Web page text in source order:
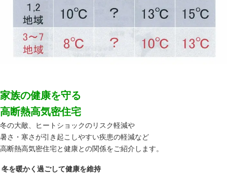
家族の健康を守る
高断熱高気密住宅
冬の大敵、ヒートショックのリスク軽減や
暑さ・寒さが引き起こしやすい疾患の軽減など
高断熱高気密住宅と健康との関係をご紹介します。
冬を暖かく過ごして健康を維持